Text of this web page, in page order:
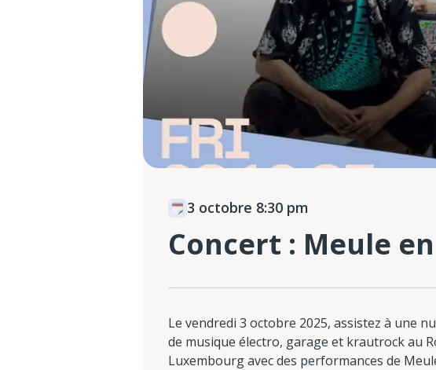
3 octobre 8:30 pm
Concert : Meule
Le vendredi 3 octobre 2025, assistez à une
de musique électro, garage et krautrock au
Luxembourg avec des performances de